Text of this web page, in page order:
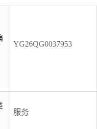
YG26QG0037953
服务